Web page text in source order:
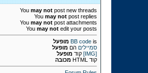
You may not post new threads
You may not post replies
You may not post attachments
You may not edit your posts
BB code is
מופעל
סמיילים הם מופעל
[IMG]
קוד מופעל
קוד HTML
מכובה